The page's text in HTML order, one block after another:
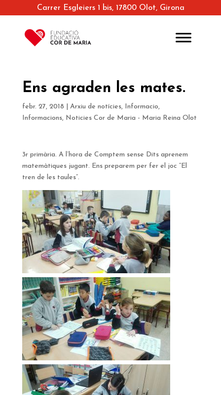
Carrer Esgleiers 1 bis, 17800 Olot, Girona
Ens agraden les mates.
febr. 27, 2018 Arxiu de notícies, Informacio,
Informacions, Noticies Cor de Maria - Maria Reina Olot
3r primària. A l’hora de Comptem sense Dits aprenem
matemàtiques jugant. Ens preparem per fer el joc “El
tren de les taules”.